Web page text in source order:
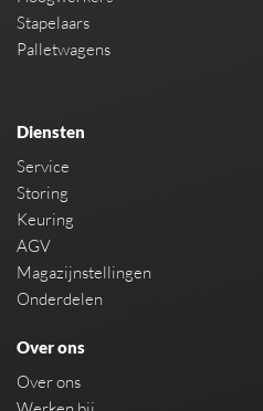
Stapelaars
Palletwagens
Diensten
Service
Storing
Keuring
AGV
Magazijnstellingen
Onderdelen
Over ons
Over ons